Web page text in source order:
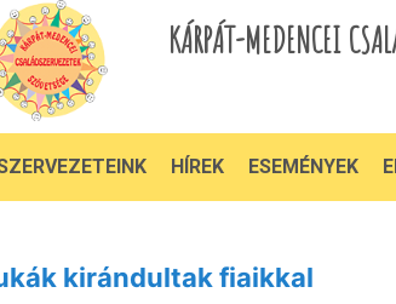
KÁRPÁT-MEDENCEI
HÍREK ESEMÉNYEK
kirándultak fiaikkal